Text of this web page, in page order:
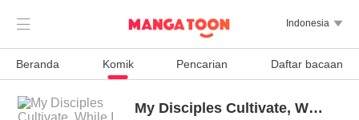
 Indonesia 
Beranda Komik Pencarian Daftar bacaan
My Disciples Cultivate, While I Slack Off!